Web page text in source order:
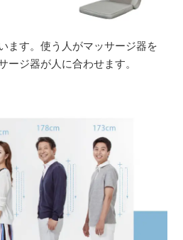
ます。使う人がマッサージ器を
ージ器が人に合わせます。